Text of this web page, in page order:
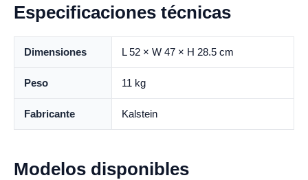
Especificaciones técnicas
Dimensiones L 52 × W 47 × H 28.5 cm
Peso 11 kg
Fabricante Kalstein
Modelos disponibles